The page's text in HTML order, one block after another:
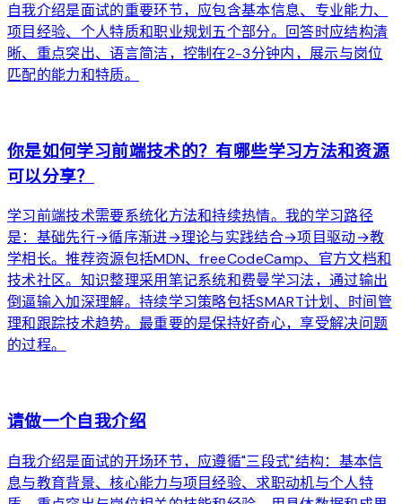
自我介绍是面试的重要环节，应包含基本信息、专业能力、
项目经验、个人特质和职业规划五个部分。回答时应结构清
晰、重点突出、语言简洁，控制在2-3分钟内，展示与岗位
匹配的能力和特质。
你是如何学习前端技术的？有哪些学习方法和资源
可以分享？
学习前端技术需要系统化方法和持续热情。我的学习路径
是：基础先行→循序渐进→理论与实践结合→项目驱动→教
学相长。推荐资源包括MDN、freeCodeCamp、官方文档和
技术社区。知识整理采用笔记系统和费曼学习法，通过输出
倒逼输入加深理解。持续学习策略包括SMART计划、时间管
理和跟踪技术趋势。最重要的是保持好奇心，享受解决问题
的过程。
请做一个自我介绍
自我介绍是面试的开场环节，应遵循"三段式"结构：基本信
息与教育背景、核心能力与项目经验、求职动机与个人特